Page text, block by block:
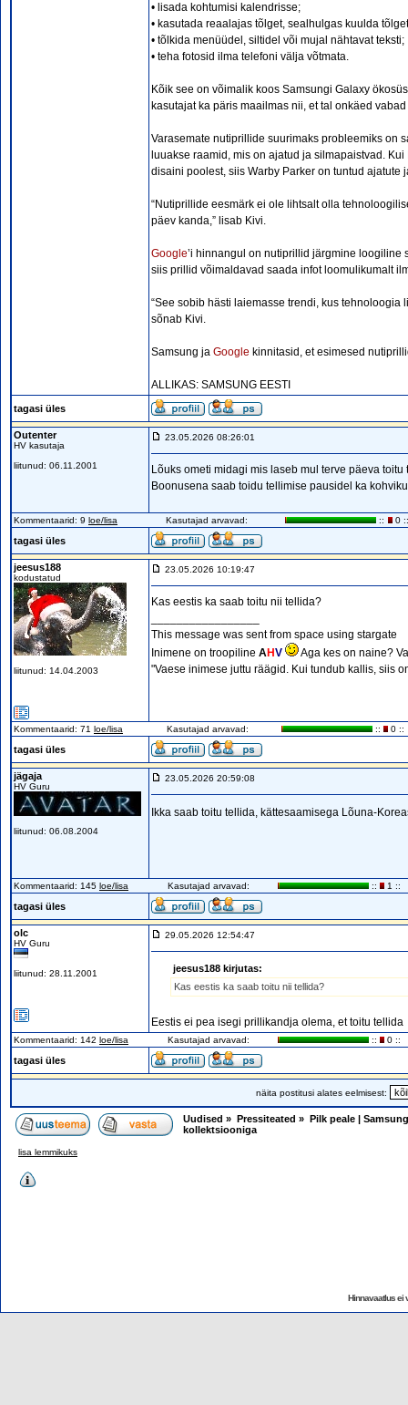
• lisada kohtumisi kalendrisse;
• kasutada reaalajas tõlget, sealhulgas kuulda
• tõlkida menüüdel, siltidel või mujal nähtavat teksti;
• teha fotosid ilma telefoni välja võtmata.
Kõik see on võimalik koos Samsungi Galaxy
kasutajat ka päris maailmas nii, et tal onkäed
Varasemate nutiprillide suurimaks probleemiks on
luuakse raamid, mis on ajatud ja silmapaistvad.
disaini poolest, siis Warby Parker on tuntud
“Nutiprillide eesmärk ei ole lihtsalt olla
päev kanda,” lisab Kivi.
Google’i hinnangul on nutiprillid järgmine loogiline
siis prillid võimaldavad saada infot loomulikumalt
“See sobib hästi laiemasse trendi, kus
sõnab Kivi.
Samsung ja Google kinnitasid, et esimesed
ALLIKAS: SAMSUNG EESTI
tagasi üles
Outenter
HV kasutaja
liitunud: 06.11.2001
23.05.2026 08:26:01
Lõuks ometi midagi mis laseb mul terve päeva
Boonusena saab toidu tellimise pausidel ka
Kommentaarid: 9 loe/lisa Kasutajad arvavad: :: 0 ::
tagasi üles
jeesus188
kodustatud
liitunud: 14.04.2003
23.05.2026 10:19:47
Kas eestis ka saab toitu nii tellida?
This message was sent from space using stargate
Inimene on troopiline AHV
Aga kes on naine?
"Vaese inimese juttu räägid. Kui tundub kallis, siis
Kommentaarid: 71 loe/lisa Kasutajad arvavad: :: 0 ::
tagasi üles
jägaja
HV Guru
liitunud: 06.08.2004
23.05.2026 20:59:08
Ikka saab toitu tellida, kättesaamisega Lõuna-
Kommentaarid: 145 loe/lisa Kasutajad arvavad: :: 1 ::
tagasi üles
olc
HV Guru
liitunud: 28.11.2001
29.05.2026 12:54:47
jeesus188 kirjutas:
Kas eestis ka saab toitu nii tellida?
Eestis ei pea isegi prillikandja olema, et toitu tellida
Kommentaarid: 142 loe/lisa Kasutajad arvavad: :: 0 ::
tagasi üles
näita postitusi alates eelmisest:
Uudised » Pressiteated » Pilk peale |
kollektsiooniga
lisa lemmikuks
Hinnavaatlus ei